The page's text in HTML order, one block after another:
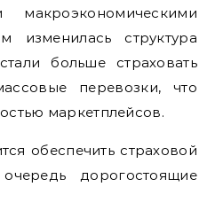
макроэкономическими
изменилась структура
больше страховать
перевозки, что
маркетплейсов.
обеспечить страховой
дорогостоящие